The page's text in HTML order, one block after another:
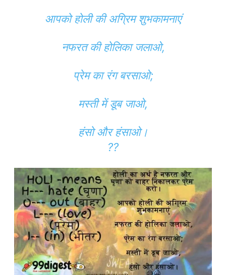
आपको होली की अग्रिम शुभकामनाएं
नफरत की होलिका जलाओ,
प्रेम का रंग बरसाओ;
मस्ती में डूब जाओ,
हंसो और हंसाओ।
??